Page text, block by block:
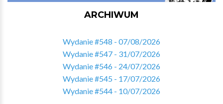
ARCHIWUM
Wydanie #548 - 07/08/2026
Wydanie #547 - 31/07/2026
Wydanie #546 - 24/07/2026
Wydanie #545 - 17/07/2026
Wydanie #544 - 10/07/2026